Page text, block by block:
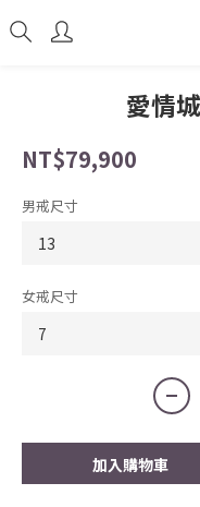
愛情
NT$79,900
男戒尺寸
女戒尺寸
加入購物車